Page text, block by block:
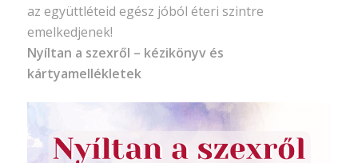
az együttléteid egész jóból éteri szintre
emelkedjenek!
Nyíltan a szexről – kézikönyv és
kártyamellékletek